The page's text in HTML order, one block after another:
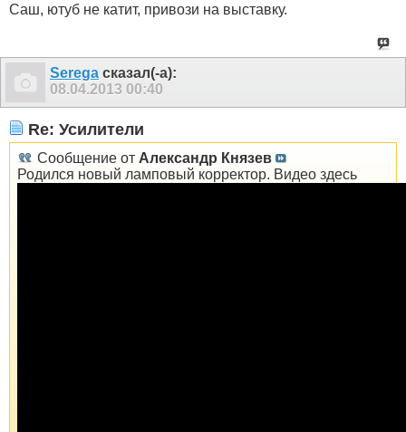
Саш, ютуб не катит, привози на выставку.
Serega сказал(-а):
08.04.2013 00:40
Re: Усилители
Сообщение от Александр Князев
Родился новый ламповый корректор. Видео здесь